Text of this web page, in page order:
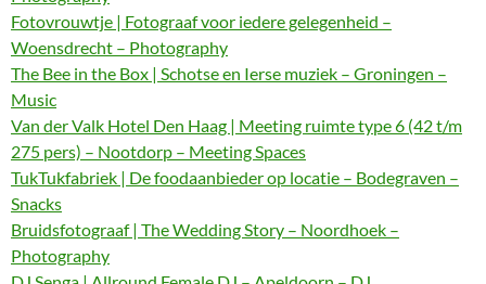
Fotovrouwtje | Fotograaf voor iedere gelegenheid –
Woensdrecht – Photography
The Bee in the Box | Schotse en Ierse muziek – Groningen –
Music
Van der Valk Hotel Den Haag | Meeting ruimte type 6 (42 t/m
275 pers) – Nootdorp – Meeting Spaces
TukTukfabriek | De foodaanbieder op locatie – Bodegraven –
Snacks
Bruidsfotograaf | The Wedding Story – Noordhoek –
Photography